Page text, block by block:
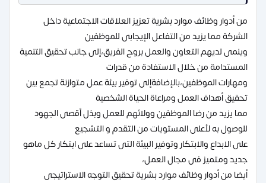
من أدوار وظائف موارد بشرية تعزيز العلاقات الاجتماعية داخل
الشركة مما يزيد من التفاعل الإيجابى للموظفين
وينمى لديهم التعاون والعمل بروح الفريق،إلى جانب تحقيق التنمية
المستدامة من خلال الاستفادة من قدرات
ومهارات الموظفين،بالإضافةإلى توفير بيئة عمل متوازنة تجمع بين
تحقيق أهداف العمل ومراعاة الحياة الشخصية
مما يزيد من رضا الموظفين وولائهم للعمل وبذل أقصى الجهود
للوصول به لأعلى المستويات من التقدم و التشجيع
على الابداع والابتكار وتوفير البيئة التى تساعد على ابتكار كل ماهو
جديد ومتميز فى مجال العمل،
أيضا من أدوار وظائف موارد بشرية تحقيق التوجه الاستراتيجى